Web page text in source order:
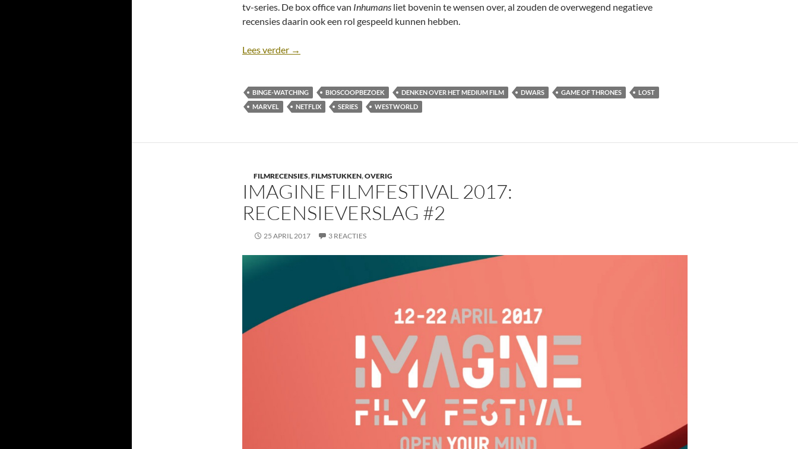
tv-series. De box office van Inhumans liet bovenin te wensen over, al zouden de overwegend negatieve
recensies daarin ook een rol gespeeld kunnen hebben.
Lees verder Artikel: de serie is de nieuwe film
→
BINGE-WATCHING BIOSCOOPBEZOEK DENKEN OVER HET MEDIUM FILM DWARS GAME OF THRONES
LOST
MARVEL
NETFLIX SERIES WESTWORLD
FILMRECENSIES,FILMSTUKKEN,OVERIG
IMAGINE FILMFESTIVAL 2017:
RECENSIEVERSLAG #2
25 APRIL 2017 3 REACTIES